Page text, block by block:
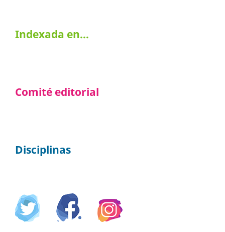
Indexada en…
Comité editorial
Disciplinas